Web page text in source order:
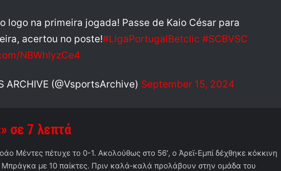
logo na primeira jogada! Passe de Kaio César para
acertou no poste!#LigaPortugalBetclic #SCBVSC
NBWhIyzCe4
ARCHIVE (@VsportsArchive) September 15, 2024
σε 7 λεπτά
Μέντες πέτυχε το 0-1. Ακολούθως στο 56′, ο Άρεϊ-Εμπί δέχθηκε κόκκινη
με 10 παίκτες. Πριν καλά-καλά προλάβουν στην ομάδα του